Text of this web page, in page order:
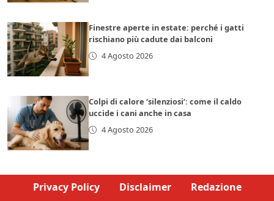
Finestre aperte in estate: perché i gatti
rischiano più cadute dai balconi
4 Agosto 2026
Colpi di calore ‘silenziosi’: come il caldo
uccide i cani anche in casa
4 Agosto 2026
Privacy Policy Disclaimer Redazione